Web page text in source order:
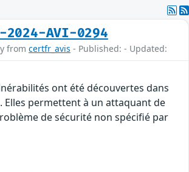
2024-AVI-0294
from certfr_avis - Published: - Updated:
ont été découvertes dans
Elles permettent à un attaquant de
de sécurité non spécifié par